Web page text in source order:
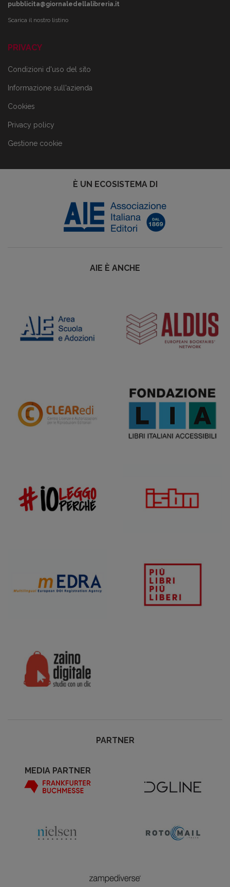
pubblicita@giornaledellalibreria.it
Scarica il nostro listino
PRIVACY
Condizioni d'uso del sito
Informazione sull'azienda
Cookies
Privacy policy
Gestione cookie
È UN ECOSISTEMA DI
AIE È ANCHE
PARTNER
MEDIA PARTNER